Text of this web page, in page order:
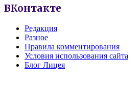
ВКонтакте
Редакция
Разное
Правила комментирования
Условия использования сайта
Блог Лицея